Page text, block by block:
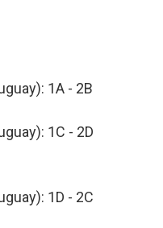
1A - 2B
1C - 2D
1D - 2C